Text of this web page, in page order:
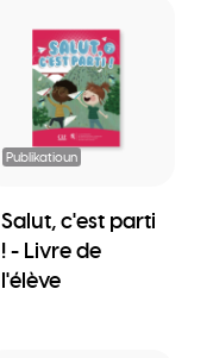
Publikatioun
Salut, c'est parti
! - Livre de
l'élève